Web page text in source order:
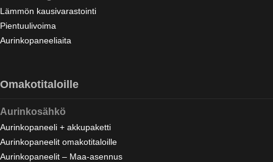
Lämmön kausivarastointi
Pientuulivoima
Aurinkopaneeliaita
Omakotitaloille
Aurinkosähkö
Aurinkopaneeli + akkupaketti
Aurinkopaneelit omakotitaloille
Aurinkopaneelit – Maa-asennus